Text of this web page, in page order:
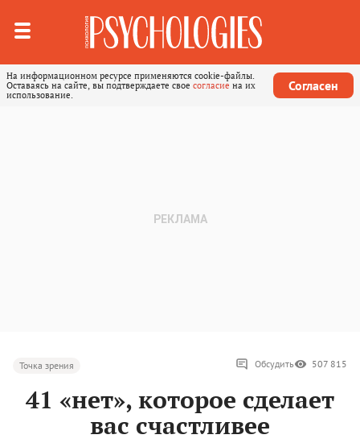
На информационном ресурсе применяются cookie-файлы.
Оставаясь на сайте, вы подтверждаете свое согласие на их
использование.
Согласен
Точка зрения Обсудить 507 815
41 «нет», которое сделает
вас счастливее